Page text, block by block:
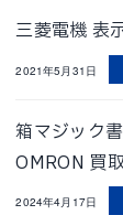
三菱電機 表
2021年5月31日
箱マジック
OMRON 買
2024年4月17日